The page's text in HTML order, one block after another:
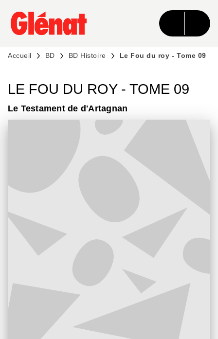
MENU RECHERCHE CONTENU
PIED DE PAGE
Accueil BD BD Histoire Le Fou du roy - Tome 09
LE FOU DU ROY - TOME 09
Le Testament de d'Artagnan